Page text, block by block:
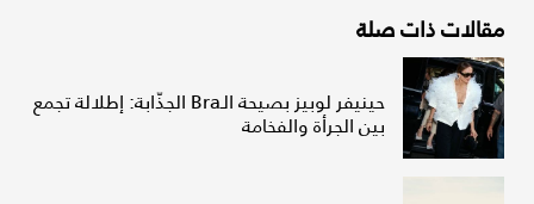
مقالات ذات صلة
حينيفر لوبيز بصيحة الـBra الجذّابة: إطلالة تجمع
بين الجرأة والفخامة